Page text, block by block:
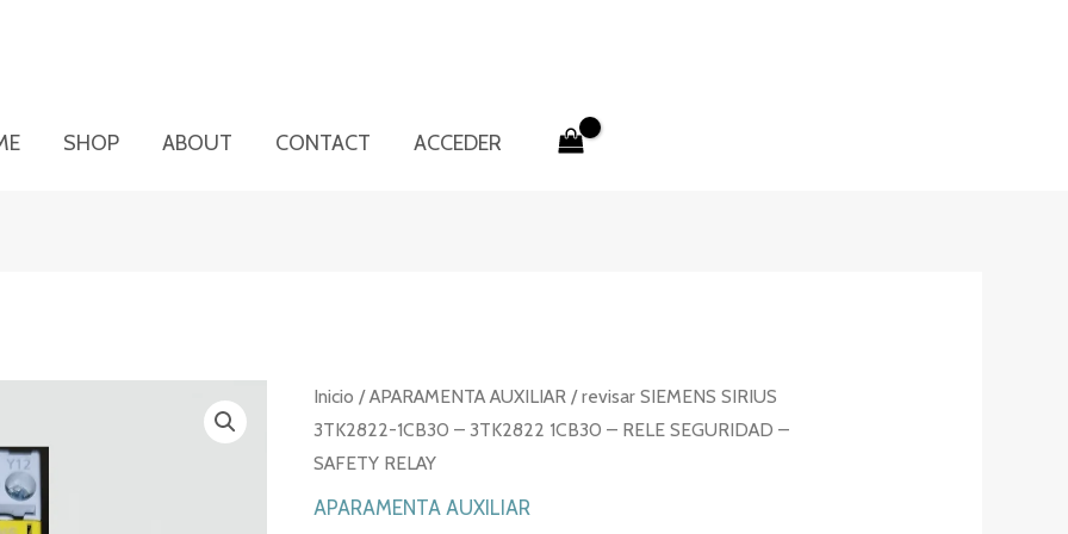
SHOP ABOUT CONTACT ACCEDER
Inicio /APARAMENTA AUXILIAR / revisar SIEMENS SIRIUS
3TK2822-1CB30 – 3TK2822 1CB30 – RELE SEGURIDAD –
SAFETY RELAY
APARAMENTA AUXILIAR